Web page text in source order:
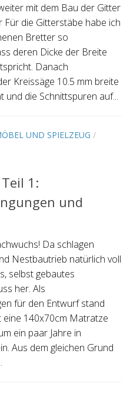
mit dem Bau der Gitter
Für die Gitterstäbe habe ich
Bretter so
deren Dicke der Breite
Danach
Kreissäge 10.5 mm breite
und die Schnittspuren auf...
UND SPIELZEUG /
1:
und
Da schlagen
Nestbautrieb natürlich voll
selbst gebautes
her. Als
für den Entwurf stand
eine 140x70cm Matratze
ein paar Jahre in
Aus dem gleichen Grund